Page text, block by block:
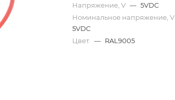
Напряжение, V — 5VDC
Номинальное напряжение, V
5VDC
Цвет. — RAL9005